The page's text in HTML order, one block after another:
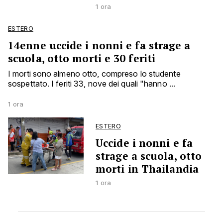
1 ora
ESTERO
14enne uccide i nonni e fa strage a
scuola, otto morti e 30 feriti
I morti sono almeno otto, compreso lo studente
sospettato. I feriti 33, nove dei quali "hanno ...
1 ora
ESTERO
Uccide i nonni e fa
strage a scuola, otto
morti in Thailandia
1 ora